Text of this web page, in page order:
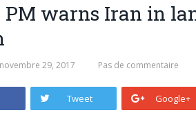
warns Iran in
novembre 29, 2017 Pas de commentaire
Tweet Google+